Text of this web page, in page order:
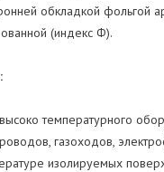
обкладкой фольгой
(индекс Ф).
температурного
газоходов,
изолируемых